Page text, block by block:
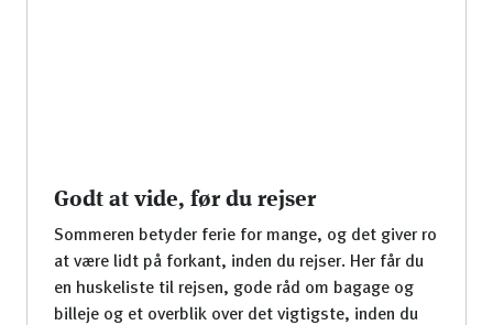
Godt at vide, før du rejser
Sommeren betyder ferie for mange, og det giver ro
at være lidt på forkant, inden du rejser. Her får du
en huskeliste til rejsen, gode råd om bagage og
billeje og et overblik over det vigtigste, inden du